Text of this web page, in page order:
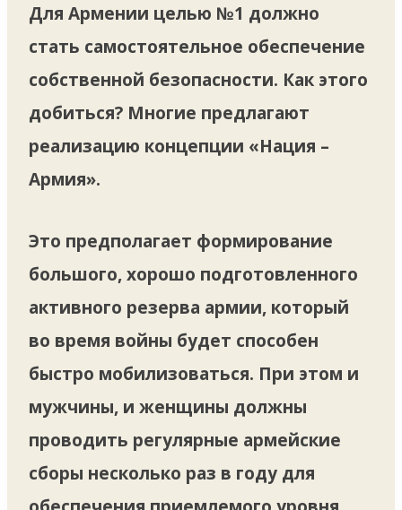
Для Армении целью №1 должно
стать самостоятельное обеспечение
собственной безопасности. Как этого
добиться? Многие предлагают
реализацию концепции «Нация –
Армия».
Это предполагает формирование
большого, хорошо подготовленного
активного резерва армии, который
во время войны будет способен
быстро мобилизоваться. При этом и
мужчины, и женщины должны
проводить регулярные армейские
сборы несколько раз в году для